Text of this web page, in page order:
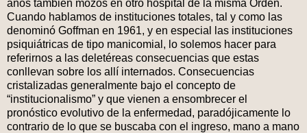
años también mozos en otro hospital de la misma Orden.
Cuando hablamos de instituciones totales, tal y como las
denominó Goffman en 1961, y en especial las instituciones
psiquiátricas de tipo manicomial, lo solemos hacer para
referirnos a las deletéreas consecuencias que estas
conllevan sobre los allí internados. Consecuencias
cristalizadas generalmente bajo el concepto de
“institucionalismo” y que vienen a ensombrecer el
pronóstico evolutivo de la enfermedad, paradójicamente lo
contrario de lo que se buscaba con el ingreso, mano a mano